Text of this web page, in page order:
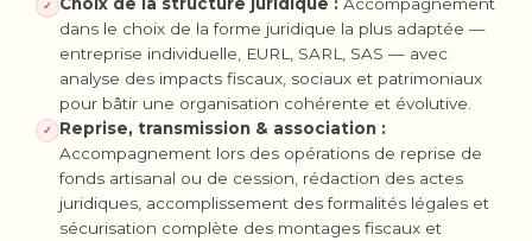
✓
dans le choix de la forme juridique la plus adaptée —
entreprise individuelle, EURL, SARL, SAS — avec
analyse des impacts fiscaux, sociaux et patrimoniaux
pour bâtir une organisation cohérente et évolutive.
✓
Reprise, transmission & association :
Accompagnement lors des opérations de reprise de
fonds artisanal ou de cession, rédaction des actes
juridiques, accomplissement des formalités légales et
sécurisation complète des montages fiscaux et